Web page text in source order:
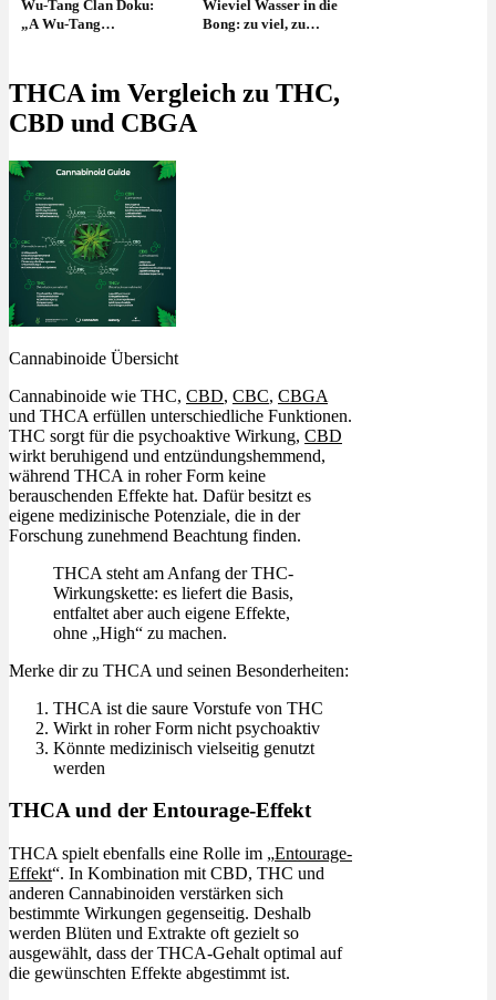
Wu-Tang Clan Doku:
„A Wu-Tang
Bastard, Ghostface
Killah, Method Man
& Co.
Wieviel Wasser in die
Bong: zu viel, zu
THCA im Vergleich zu THC,
CBD und CBGA
Cannabinoide Übersicht
Cannabinoide wie THC, CBD, CBC, CBGA
und THCA erfüllen unterschiedliche Funktionen.
THC sorgt für die psychoaktive Wirkung, CBD
wirkt beruhigend und entzündungshemmend,
während THCA in roher Form keine
berauschenden Effekte hat. Dafür besitzt es
eigene medizinische Potenziale, die in der
Forschung zunehmend Beachtung finden.
THCA steht am Anfang der THC-
Wirkungskette: es liefert die Basis,
entfaltet aber auch eigene Effekte,
ohne „High“ zu machen.
Merke dir zu THCA und seinen Besonderheiten:
THCA ist die saure Vorstufe von THC
Wirkt in roher Form nicht psychoaktiv
Könnte medizinisch vielseitig genutzt
werden
THCA und der Entourage-Effekt
THCA spielt ebenfalls eine Rolle im „Entourage-
Effekt“. In Kombination mit CBD, THC und
anderen Cannabinoiden verstärken sich
bestimmte Wirkungen gegenseitig. Deshalb
werden Blüten und Extrakte oft gezielt so
ausgewählt, dass der THCA-Gehalt optimal auf
die gewünschten Effekte abgestimmt ist.